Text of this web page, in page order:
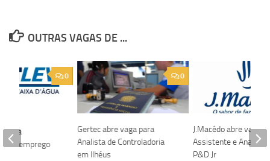
OUTRAS VAGAS DE ...
0
Gertec abre vaga para
Analista de Controladoria
em Ilhéus
J.Macêdo abre vagas
Assistente e Analista
P&D Jr
0
nova
de emprego